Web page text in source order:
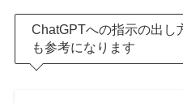
ChatGPTへの指示の出し
も参考になります